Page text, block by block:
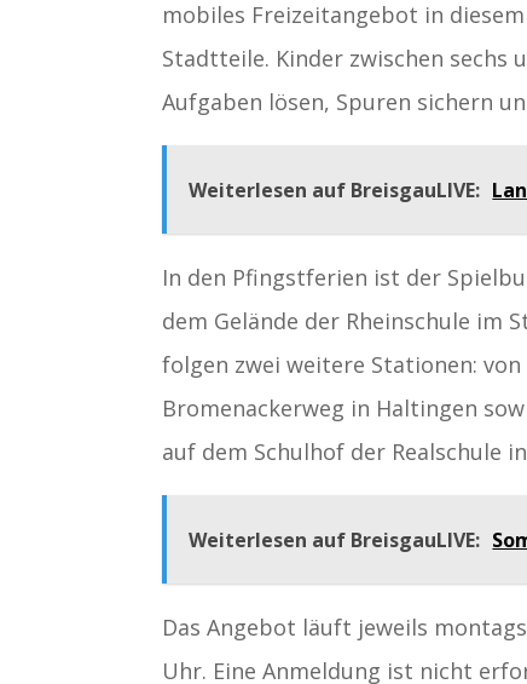
mobiles Freizeitangebot in
Stadtteile. Kinder zwischen sechs
Aufgaben lösen, Spuren sichern
Weiterlesen auf BreisgauLIVE:
In den Pfingstferien ist der
dem Gelände der Rheinschule im
folgen zwei weitere Stationen:
Bromenackerweg in Haltingen
auf dem Schulhof der Realschule
Weiterlesen auf BreisgauLIVE:
Das Angebot läuft jeweils
Uhr. Eine Anmeldung ist nicht